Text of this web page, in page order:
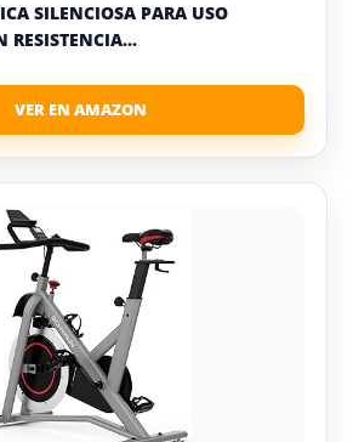
SILENCIOSA PARA USO
RESISTENCIA...